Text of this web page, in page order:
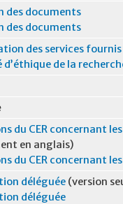
des documents
des documents
des services
de la
du CER concernant
en anglais)
du CER concernant
déléguée (version
déléguée